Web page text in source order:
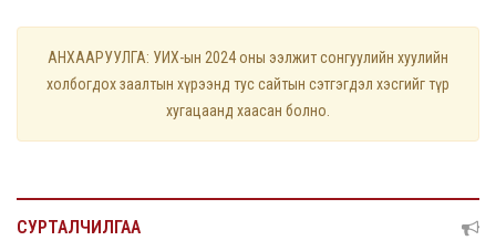
АНХААРУУЛГА: УИХ-ын 2024 оны ээлжит сонгуулийн хуулийн
холбогдох заалтын хүрээнд тус сайтын сэтгэгдэл хэсгийг түр
хугацаанд хаасан болно.
СУРТАЛЧИЛГАА